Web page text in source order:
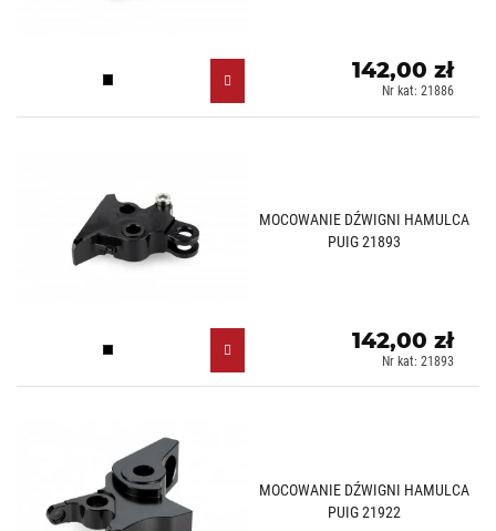
Czarny (N)
142,00 zł
Nr kat: 21886
MOCOWANIE DŹWIGNI HAMULCA
PUIG 21893
Czarny (N)
142,00 zł
Nr kat: 21893
MOCOWANIE DŹWIGNI HAMULCA
PUIG 21922